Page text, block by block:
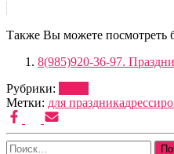
Также Вы можете посмотреть
8(985)920-36-97.
Рубрики:
Метки: для праздника
Найти: